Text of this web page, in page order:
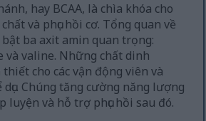
hay BCAA, là chìa khóa cho
và phục hồi cơ. Tổng quan về
ba axit amin quan trọng:
và valine. Những chất dinh
cho các vận động viên và
Chúng tăng cường năng lượng
và hỗ trợ phục hồi sau đó.